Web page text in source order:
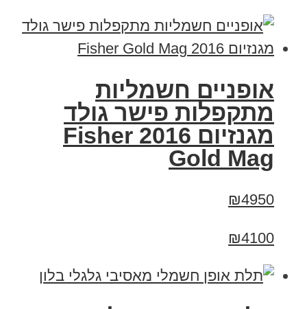
אופניים חשמליות
מתקפלות פישר גולד
מגנזיום 2016 Fisher
Gold Mag
₪4950
₪4100